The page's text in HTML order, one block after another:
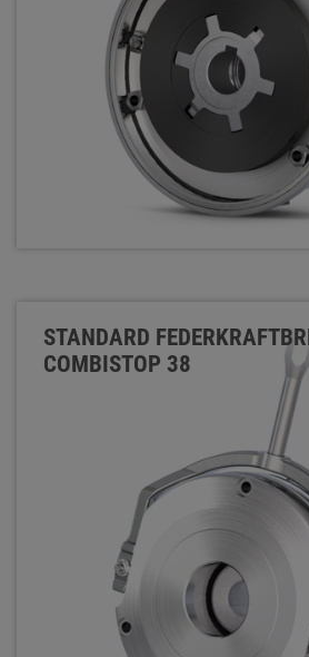
STANDARD
COMBISTOP 38